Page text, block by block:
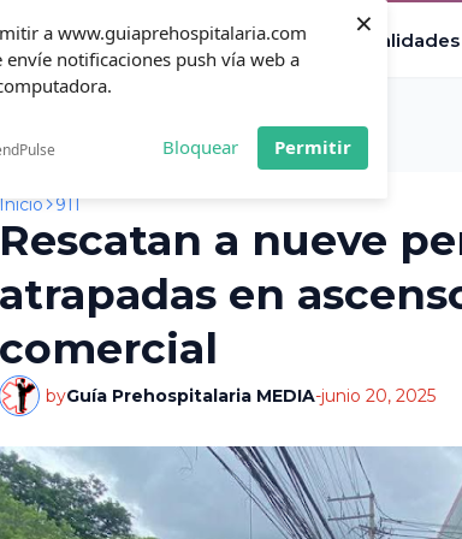
a www.guiaprehospitalaria.com
envíe notificaciones push vía web a
Bloquear Permitir
×
InicioActualidad Especialidades
Inicio 911
Rescatan a nueve
atrapadas en
comercial
byGuía Prehospitalaria MEDIA-junio 20, 2025